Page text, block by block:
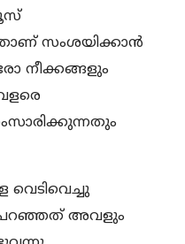
സംശയിക്കാൻ
നീക്കങ്ങളും
വെടിവെച്ചു
പറഞ്ഞത് അവളും